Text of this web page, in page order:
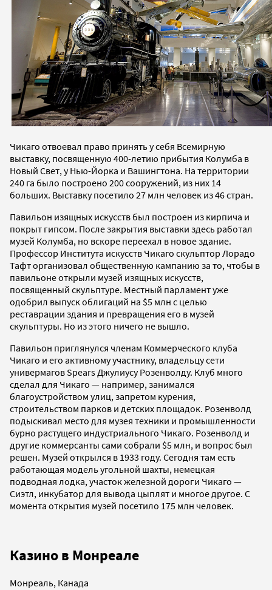
Чикаго отвоевал право принять у себя Всемирную
выставку, посвященную 400-летию прибытия Колумба в
Новый Свет, у Нью-Йорка и Вашингтона. На территории
240 га было построено 200 сооружений, из них 14
больших. Выставку посетило 27 млн человек из 46 стран.
Павильон изящных искусств был построен из кирпича и
покрыт гипсом. После закрытия выставки здесь работал
музей Колумба, но вскоре переехал в новое здание.
Профессор Института искусств Чикаго скульптор Лорадо
Тафт организовал общественную кампанию за то, чтобы в
павильоне открыли музей изящных искусств,
посвященный скульптуре. Местный парламент уже
одобрил выпуск облигаций на $5 млн с целью
реставрации здания и превращения его в музей
скульптуры. Но из этого ничего не вышло.
Павильон приглянулся членам Коммерческого клуба
Чикаго и его активному участнику, владельцу сети
универмагов Spears Джулиусу Розенволду. Клуб много
сделал для Чикаго — например, занимался
благоустройством улиц, запретом курения,
строительством парков и детских площадок. Розенволд
подыскивал место для музея техники и промышленности
бурно растущего индустриального Чикаго. Розенволд и
другие коммерсанты сами собрали $5 млн, и вопрос был
решен. Музей открылся в 1933 году. Сегодня там есть
работающая модель угольной шахты, немецкая
подводная лодка, участок железной дороги Чикаго —
Сиэтл, инкубатор для вывода цыплят и многое другое. С
момента открытия музей посетило 175 млн человек.
Казино в Монреале
Монреаль, Канада